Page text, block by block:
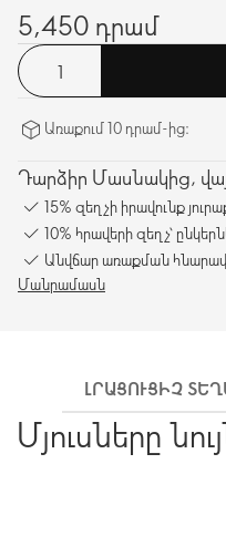
5,450 դրամ
Առաքում 10 դրամ-ից։
Դարձիր Մասնակից,
15% զեղչի իրավունք
10% հրավերի զեղչ՝
Անվճար առաքման
Մանրամասն
ԼՐԱՑՈՒՑԻՉ
Մյուսները